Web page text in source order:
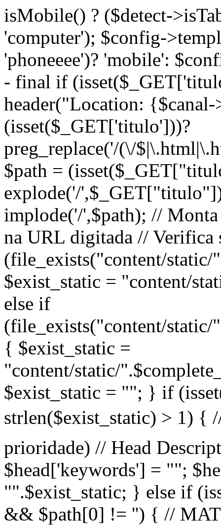
isMobile() ? ($detect-
'computer'); $config-
'phoneeee')? 'mobile':
- final if
header("Location:
(isset($_GET['titulo']))?
preg_replace('/(\/
$path =
explode('/
implode('/',$path); //
na URL digitada // Verifica
(file_exists("content/
$exist_static = "content/
else if
(file_exists("content/
{ $exist_static =
"content/static/
$exist_static = ""; } if
strlen($exist_static) > 1) {
prioridade) // Head
$head['keywords'] = "";
"".$exist_static; } else if
&& $path[0] != '') { //